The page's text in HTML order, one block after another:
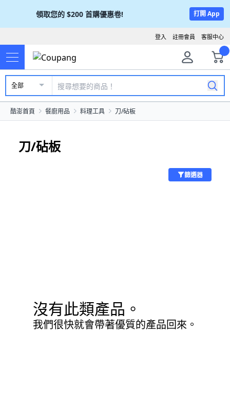
領取您的 $200 首購優惠卷! 打開 App
客服中心
註冊會員
登入
全部
酷澎首頁 餐廚用品 料理工具 刀/砧板
刀/砧板
篩選器
沒有此類產品。
我們很快就會帶著優質的產品回來。